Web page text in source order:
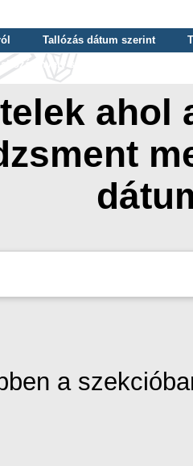
Tallózás dátum szerint
nyelv szerint
ahol
a